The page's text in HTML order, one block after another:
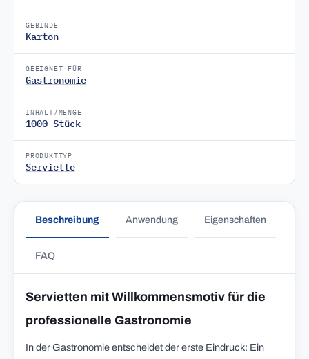
GEBINDE
Karton
GEEIGNET FÜR
Gastronomie
INHALT/MENGE
1000 Stück
PRODUKTTYP
Serviette
Beschreibung Anwendung Eigenschaften
FAQ
Servietten mit Willkommensmotiv für die
professionelle Gastronomie
In der Gastronomie entscheidet der erste Eindruck: Ein